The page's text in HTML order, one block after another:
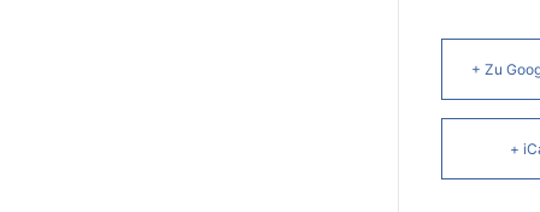
+ Zu
+